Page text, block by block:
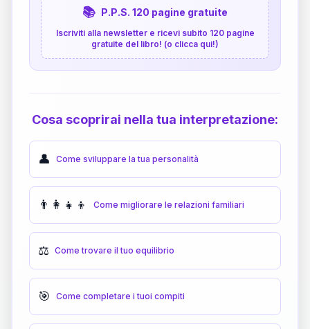
📚 P.P.S. 120 pagine gratuite
Iscriviti alla newsletter e ricevi subito 120 pagine
gratuite del libro! (o clicca qui!)
Cosa scoprirai nella tua interpretazione:
👤 Come sviluppare la tua personalità
👨‍👩‍👧‍👦 Come migliorare le relazioni familiari
⚖️ Come trovare il tuo equilibrio
🎯 Come completare i tuoi compiti